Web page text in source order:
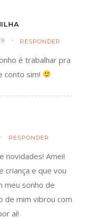
RESPONDER
é trabalhar pra
conto sim!
RESPONDER
novidades! Amei!
criança e que vou
meu sonho de
de mim vibrou com
aí!